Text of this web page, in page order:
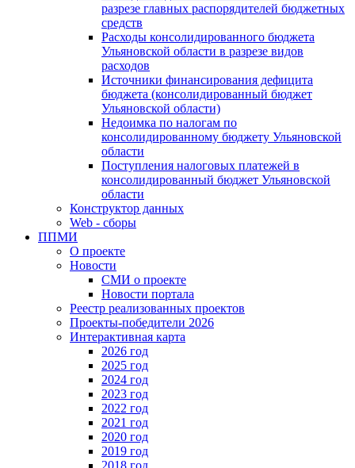
разрезе главных распорядителей бюджетных
средств
Расходы консолидированного бюджета
Ульяновской области в разрезе видов
расходов
Источники финансирования дефицита
бюджета (консолидированный бюджет
Ульяновской области)
Недоимка по налогам по
консолидированному бюджету Ульяновской
области
Поступления налоговых платежей в
консолидированный бюджет Ульяновской
области
Конструктор данных
Web - сборы
ППМИ
О проекте
Новости
СМИ о проекте
Новости портала
Реестр реализованных проектов
Проекты-победители 2026
Интерактивная карта
2026 год
2025 год
2024 год
2023 год
2022 год
2021 год
2020 год
2019 год
2018 год